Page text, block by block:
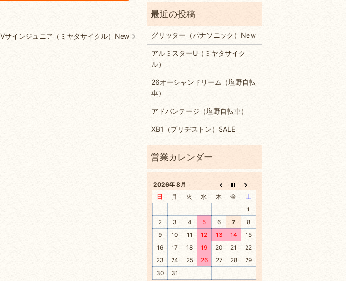
Vサインジュニア（ミヤタサイクル）New グリッター（パナソニック）Neｗ
アルミスターU（ミヤタサイク
ル）
26オーシャンドリーム（塩野自転
車）
アドバンテージ（塩野自転車）
XB1（ブリヂストン）SALE
2026年 8月
日
月 火 水 木 金
土
1
2
3 4 5 6 7
8
9
10 11 12 13 14
15
16
17 18 19 20 21
22
23
24 25 26 27 28
29
30
31